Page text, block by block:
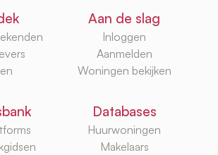
Aan de slag
Inloggen
Aanmelden
Woningen bekijken
Databases
Huurwoningen
Makelaars